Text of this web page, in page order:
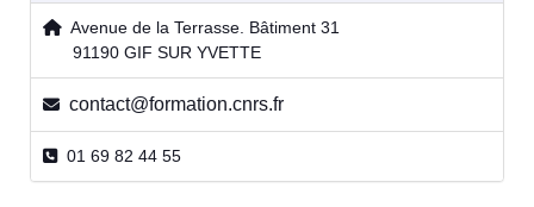
Avenue de la Terrasse. Bâtiment 31
91190 GIF SUR YVETTE
contact@formation.cnrs.fr
01 69 82 44 55